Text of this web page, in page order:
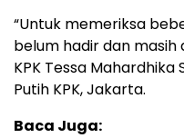
“Untuk memeriksa
belum hadir dan masih
KPK Tessa
Putih KPK, Jakarta.
Baca Juga: